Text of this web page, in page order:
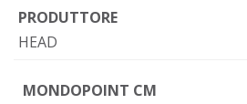
PRODUTTORE
HEAD
MONDOPOINT CM